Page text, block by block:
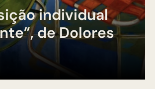
individual
de Dolores